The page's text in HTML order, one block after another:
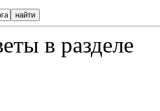
в разделе